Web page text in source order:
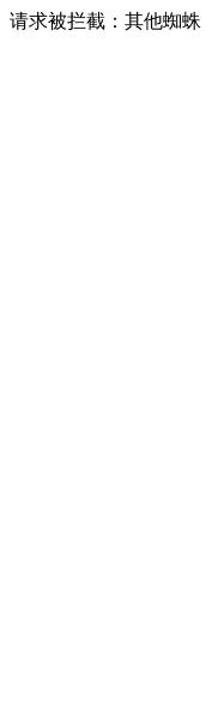
请求被拦截：其他蜘蛛